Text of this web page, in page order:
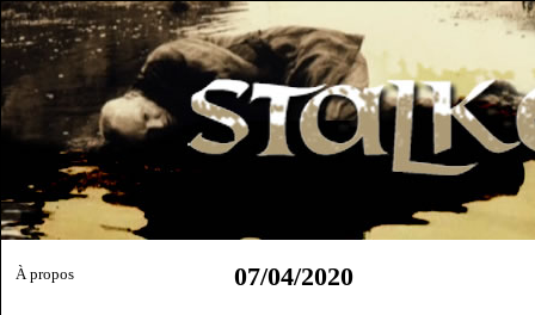
À propos
07/04/2020